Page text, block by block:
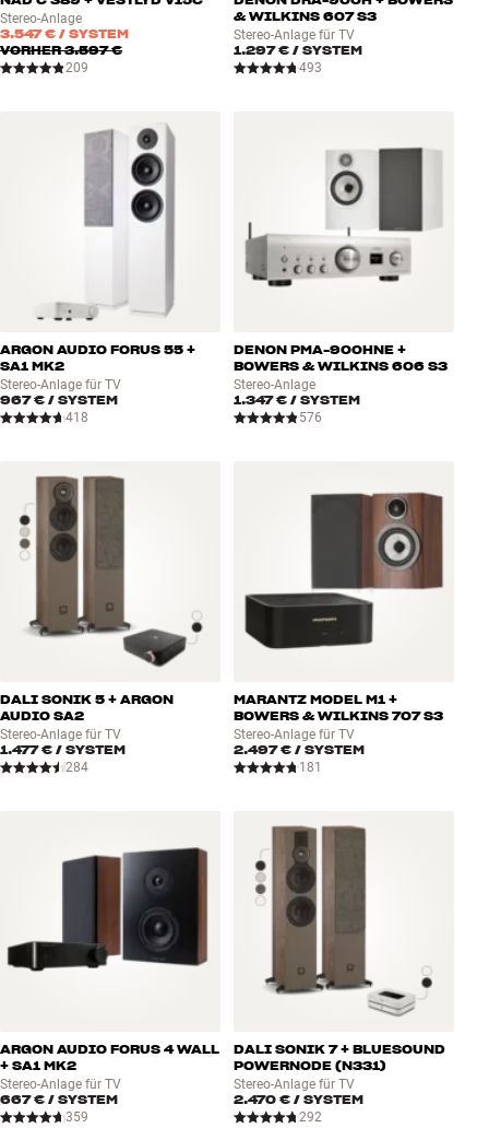
Stereo-Anlage
3.547 € / SYSTEM
VORHER3.597 €
209
& WILKINS 607 S3
Stereo-Anlage für TV
1.297 € / SYSTEM
493
ARGON AUDIO FORUS 55 +
SA1 MK2
Stereo-Anlage für TV
967 € / SYSTEM
418
DENON PMA-900HNE +
BOWERS & WILKINS 606 S3
Stereo-Anlage
1.347 € / SYSTEM
576
DALI SONIK 5 + ARGON
AUDIO SA2
Stereo-Anlage für TV
1.477 € / SYSTEM
284
MARANTZ MODEL M1 +
BOWERS & WILKINS 707 S3
Stereo-Anlage für TV
2.497 € / SYSTEM
181
ARGON AUDIO FORUS 4 WALL
+ SA1 MK2
Stereo-Anlage für TV
667 € / SYSTEM
359
DALI SONIK 7 + BLUESOUND
POWERNODE (N331)
Stereo-Anlage für TV
2.470 € / SYSTEM
292